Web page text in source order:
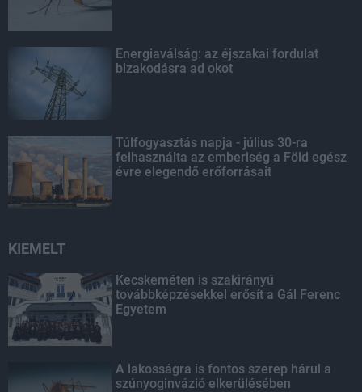
Energiaválság: az éjszakai fordulat
bizakodásra ad okot
Túlfogyasztás napja - július 30-ra
felhasználta az emberiség a Föld egész
évre elegendő erőforrásait
KIEMELT
Kecskeméten is szakirányú
továbbképzésekkel erősít a Gál Ferenc
Egyetem
A lakosságra is fontos szerep hárul a
szúnyoginvázió elkerülésében